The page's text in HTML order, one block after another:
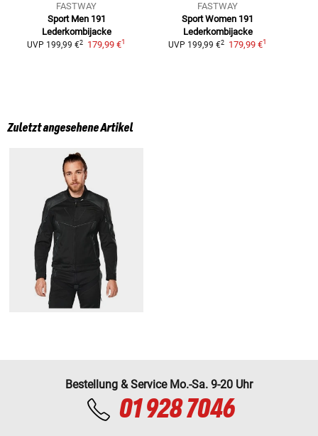
FASTWAY
Sport Men 191
Lederkombijacke
UVP 199,99 €2 179,99 €1
FASTWAY
Sport Women 191
Lederkombijacke
UVP 199,99 €2 179,99 €1
Zuletzt angesehene Artikel
Bestellung & Service Mo.-Sa. 9-20 Uhr
01 928 7046